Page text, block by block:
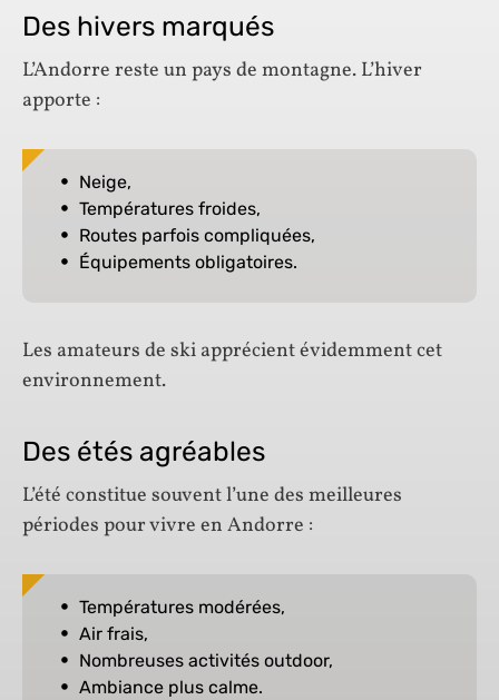
Des hivers marqués
L’Andorre reste un pays de montagne. L’hiver
apporte :
Neige,
Températures froides,
Routes parfois compliquées,
Équipements obligatoires.
Les amateurs de ski apprécient évidemment cet
environnement.
Des étés agréables
L’été constitue souvent l’une des meilleures
périodes pour vivre en Andorre :
Températures modérées,
Air frais,
Nombreuses activités outdoor,
Ambiance plus calme.